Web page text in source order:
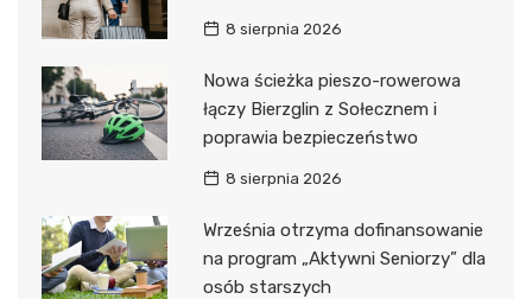
8 sierpnia 2026
Nowa ścieżka pieszo-rowerowa
łączy Bierzglin z Sołecznem i
poprawia bezpieczeństwo
8 sierpnia 2026
Września otrzyma dofinansowanie
na program „Aktywni Seniorzy” dla
osób starszych